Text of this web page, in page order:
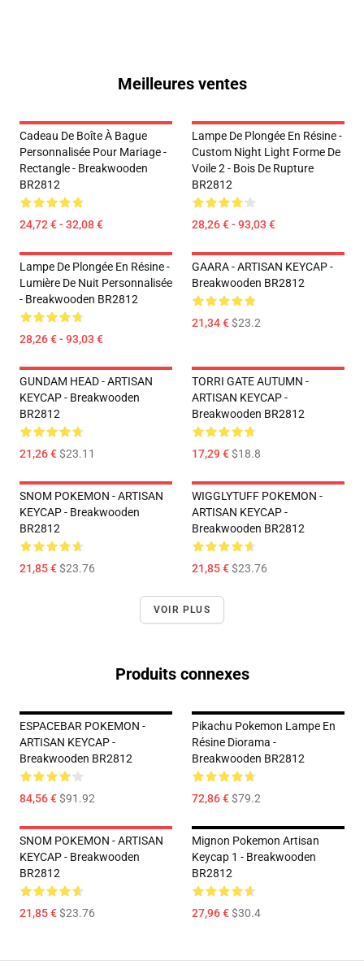
Meilleures ventes
Cadeau De Boîte À Bague
Personnalisée Pour Mariage -
Rectangle - Breakwooden
BR2812
24,72 € - 32,08 €
Lampe De Plongée En Résine -
Custom Night Light Forme De
Voile 2 - Bois De Rupture
BR2812
28,26 € - 93,03 €
Lampe De Plongée En Résine -
Lumière De Nuit Personnalisée
- Breakwooden BR2812
28,26 € - 93,03 €
GAARA - ARTISAN KEYCAP -
Breakwooden BR2812
21,34 €$23.2
GUNDAM HEAD - ARTISAN
KEYCAP - Breakwooden
BR2812
21,26 €$23.11
TORRI GATE AUTUMN -
ARTISAN KEYCAP -
Breakwooden BR2812
17,29 €$18.8
SNOM POKEMON - ARTISAN
KEYCAP - Breakwooden
BR2812
21,85 €$23.76
WIGGLYTUFF POKEMON -
ARTISAN KEYCAP -
Breakwooden BR2812
21,85 €$23.76
VOIR PLUS
Produits connexes
ESPACEBAR POKEMON -
ARTISAN KEYCAP -
Breakwooden BR2812
84,56 €$91.92
Pikachu Pokemon Lampe En
Résine Diorama -
Breakwooden BR2812
72,86 €$79.2
SNOM POKEMON - ARTISAN
KEYCAP - Breakwooden
BR2812
21,85 €$23.76
Mignon Pokemon Artisan
Keycap 1 - Breakwooden
BR2812
27,96 €$30.4